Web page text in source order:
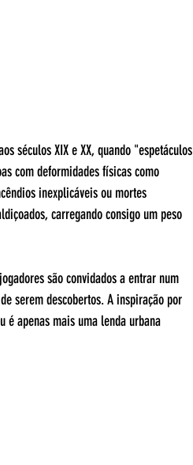
séculos XIX e XX, quando "espetáculos
com deformidades físicas como
inexplicáveis ou mortes
carregando consigo um peso
são convidados a entrar num
serem descobertos. A inspiração por
é apenas mais uma lenda urbana